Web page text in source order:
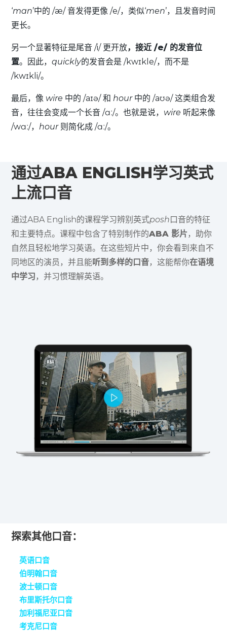
‘man’中的 /æ/ 音发得更像 /e/，类似‘men’，且发音时间
更长。
另一个显著特征是尾音 /i/ 更开放，接近 /e/ 的发音位
置。因此，quickly的发音会是 /kwɪkle/，而不是
/kwɪkli/。
最后，像 wire 中的 /aɪə/ 和hour中的 /aʊə/ 这类组合发
音，往往会变成一个长音 /ɑː/。也就是说， wire 听起来像
/wɑː/，hour则简化成 /ɑː/。
通过ABA ENGLISH学习英式
上流口音
通过ABA English的课程学习辨别英式posh 口音的特征
和主要特点。课程中包含了特别制作的ABA 影片 ，助你
自然且轻松地学习英语。在这些短片中，你会看到来自不
同地区的演员，并且能听到多样的口音，这能帮你在语境
中学习 ，并习惯理解英语。
探索其他口音：
英语口音
伯明翰口音
波士顿口音
布里斯托尔口音
加利福尼亚口音
考克尼口音